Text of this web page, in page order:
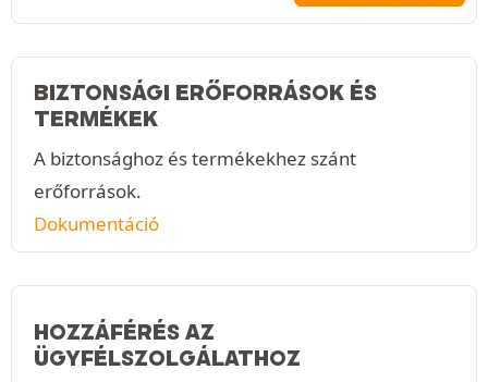
BIZTONSÁGI ERŐFORRÁSOK ÉS
TERMÉKEK
A biztonsághoz és termékekhez szánt
erőforrások.
Dokumentáció
HOZZÁFÉRÉS AZ
ÜGYFÉLSZOLGÁLATHOZ